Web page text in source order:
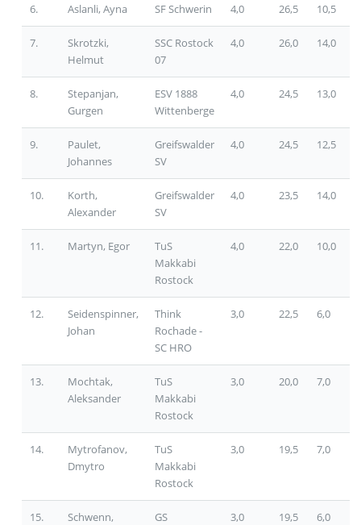
6. Aslanli, Ayna SF Schwerin 4,0 26,5 10,5
7.
Skrotzki,
Helmut
SSC Rostock
07
4,0 26,0 14,0
8.
Stepanjan,
Gurgen
ESV 1888
Wittenberge
4,0 24,5 13,0
9.
Paulet,
Johannes
Greifswalder
SV
4,0 24,5 12,5
10.
Korth,
Alexander
Greifswalder
SV
4,0 23,5 14,0
11. Martyn, Egor
TuS
Makkabi
Rostock
4,0 22,0 10,0
12.
Seidenspinner,
Johan
Think
Rochade -
SC HRO
3,0 22,5 6,0
13.
Mochtak,
Aleksander
TuS
Makkabi
Rostock
3,0 20,0 7,0
14.
Mytrofanov,
Dmytro
TuS
Makkabi
Rostock
3,0 19,5 7,0
15.
Schwenn,
GS
3,0 19,5 6,0